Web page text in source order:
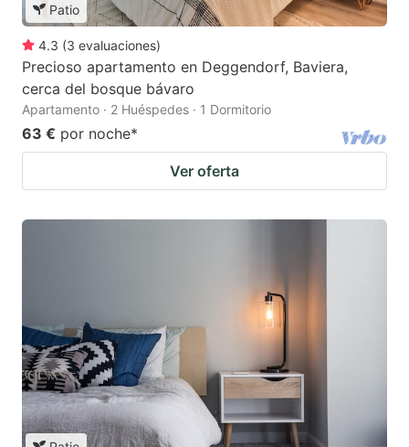
Patio
4.3 (3 evaluaciones)
Precioso apartamento en Deggendorf, Baviera,
cerca del bosque bávaro
Apartamento · 2 Huéspedes · 1 Dormitorio
63 € por noche*
Ver oferta